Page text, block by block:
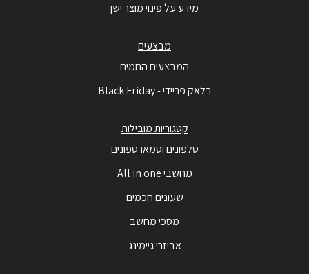
מידע על פינוי מוצר ישן
מבצעים
המבצעים החמים
בלאק פריידי - Black Friday
קטגוריות מובילות
טלפונים וסמארטפונים
מחשבי All in one
שעונים חכמים
מסכי מחשב
אביזרי גיימינג